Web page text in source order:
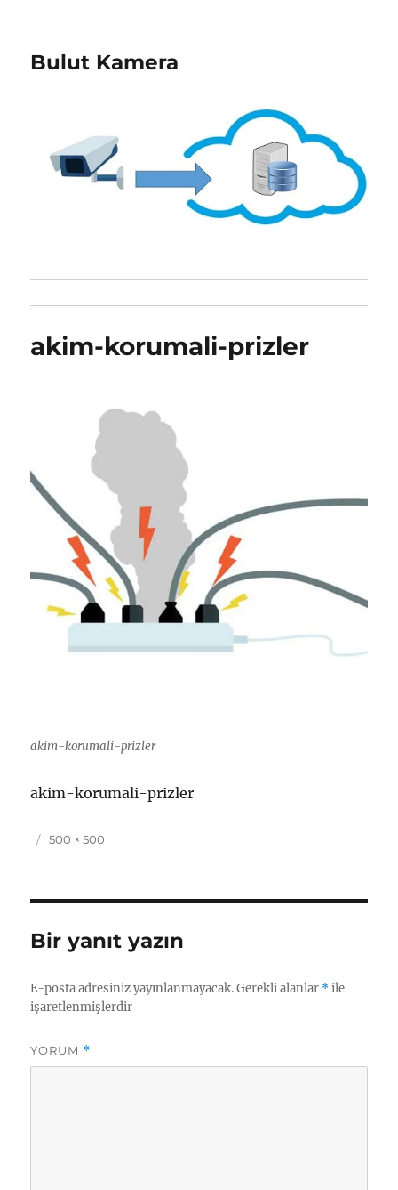
Bulut Kamera
akim-korumali-prizler
akim-korumali-prizler
akim-korumali-prizler
YayınTam
500 × 500
Bir yanıt yazın
E-posta adresiniz yayınlanmayacak. Gerekli alanlar *ile
işaretlenmişlerdir
YORUM *